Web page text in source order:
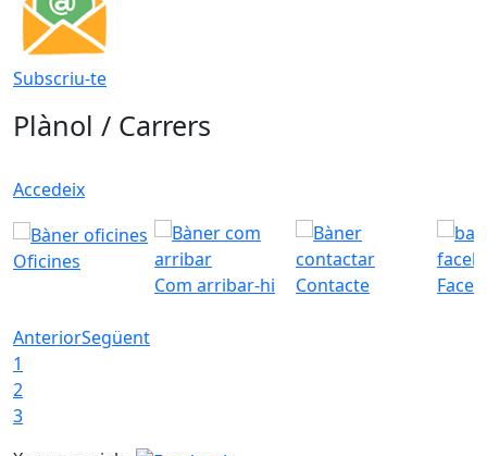
Subscriu-te
Plànol / Carrers
Accedeix
Oficines
Com arribar-hi
Contacte
AnteriorSegüent
1
2
3